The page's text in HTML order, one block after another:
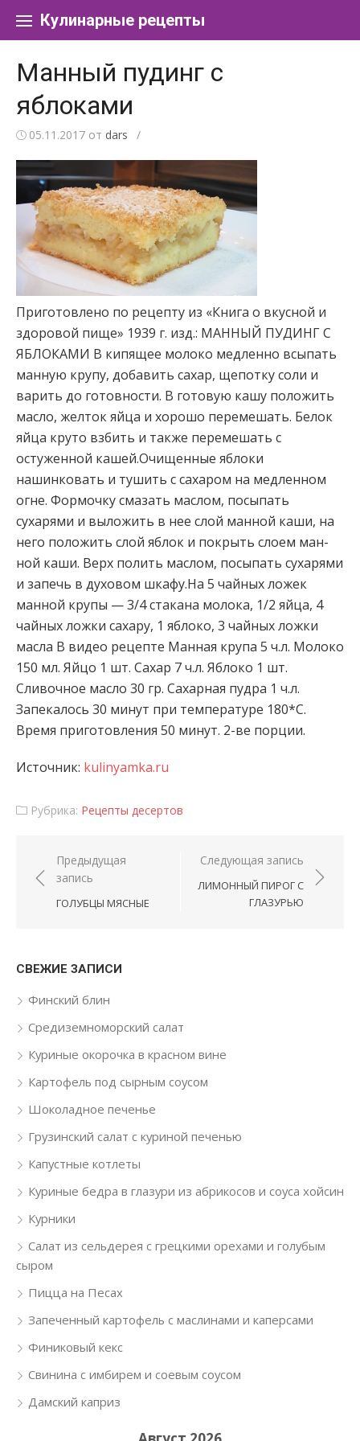
Кулинарные рецепты
Манный пудинг с
яблоками
05.11.2017 от dars /
Приготовлено по рецепту из «Книга о вкусной и
здоровой пище» 1939 г. изд.: МАННЫЙ ПУДИНГ С
ЯБЛОКАМИ В кипящее молоко медленно всыпать
манную крупу, добавить сахар, щепотку соли и
варить до готовности. В готовую кашу положить
масло, желток яйца и хо­рошо перемешать. Белок
яйца круто взбить и также перемешать с
остуженной кашей.Очищенные яблоки
нашинковать и тушить с сахаром на медленном
огне. Формочку смазать маслом, посыпать
сухарями и вы­ложить в нее слой манной каши, на
него положить слой яблок и покрыть слоем ман­
ной каши. Верх полить маслом, посыпать сухарями
и запечь в духовом шкафу.На 5 чайных ложек
манной крупы — 3/4 ста­кана молока, 1/2 яйца, 4
чайных ложки сахару, 1 яблоко, 3 чайных ложки
масла В видео рецепте Манная крупа 5 ч.л. Молоко
150 мл. Яйцо 1 шт. Сахар 7 ч.л. Яблоко 1 шт.
Сливочное масло 30 гр. Сахарная пудра 1 ч.л.
Запекалось 30 минут при температуре 180*С.
Время приготовления 50 минут. 2-ве порции.
Источник: kulinyamka.ru
Рубрика: Рецепты десертов
Навигация по записям
Предыдущая
запись
ГОЛУБЦЫ МЯСНЫЕ
Следующая запись
ЛИМОННЫЙ ПИРОГ С
ГЛАЗУРЬЮ
СВЕЖИЕ ЗАПИСИ
Финский блин
Средиземноморский салат
Куриные окорочка в красном вине
Картофель под сырным соусом
Шоколадное печенье
Грузинский салат с куриной печенью
Капустные котлеты
Куриные бедра в глазури из абрикосов и соуса хойсин
Курники
Салат из сельдерея с грецкими орехами и голубым
сыром
Пицца на Песах
Запеченный картофель с маслинами и каперсами
Финиковый кекс
Свинина с имбирем и соевым соусом
Дамский каприз